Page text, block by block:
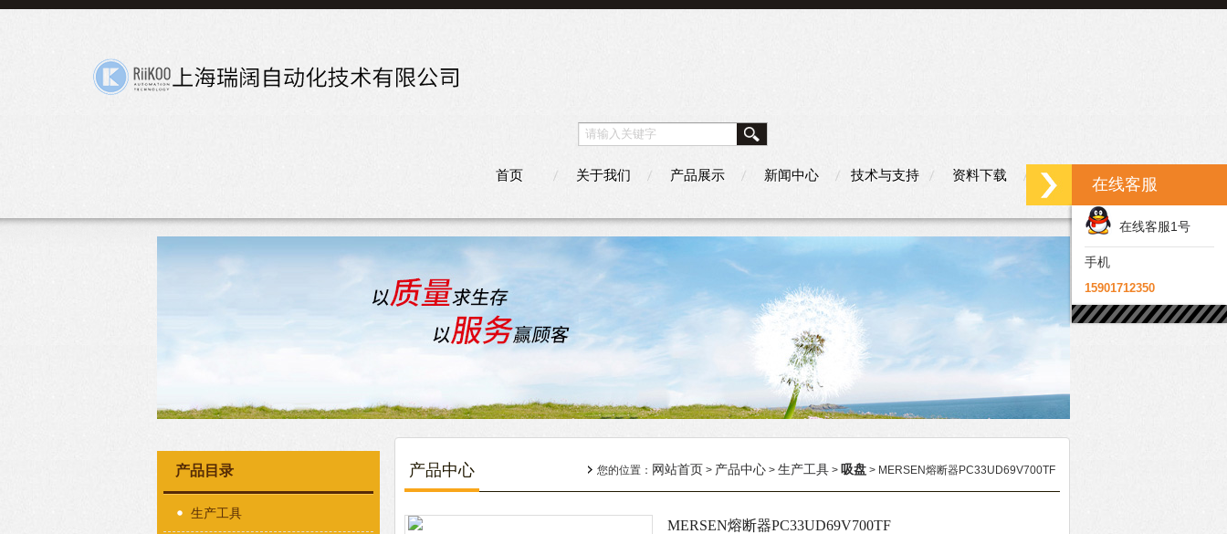
首页 关于我们 产品展示 新闻中心 技术与支持 资料下载 联系我们
产品目录
生产工具
产品中心 您的位置： 网站首页 > 产品中心 > 生产工具 > 吸盘 > MERSEN熔断器PC33UD69V700TF
MERSEN熔断器PC33UD69V700TF
在线客服
在线客服1号
手机
15901712350